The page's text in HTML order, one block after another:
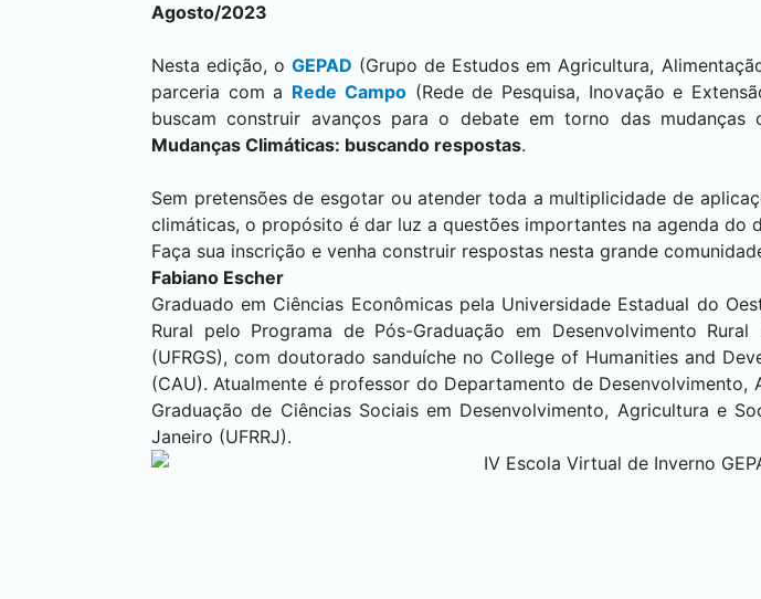
Agosto/2023
Nesta edição, oGEPAD (Grupo de Estudos em Agricultura,
parceria com a Rede Campo(Rede de Pesquisa, Inovação e
buscam construir avanços para o debate em torno das
Mudanças Climáticas: buscando respostas.
Sem pretensões de esgotar ou atender toda a multiplicidade de
climáticas, o propósito é dar luz a questões importantes na agenda do
Faça sua inscrição e venha construir respostas nesta grande
Fabiano Escher
Graduado em Ciências Econômicas pela Universidade Estadual do
Rural pelo Programa de Pós-Graduação em Desenvolvimento
(UFRGS), com doutorado sanduíche no College of Humanities and
(CAU). Atualmente é professor do Departamento de
Graduação de Ciências Sociais em Desenvolvimento, Agricultura e
Janeiro (UFRRJ).